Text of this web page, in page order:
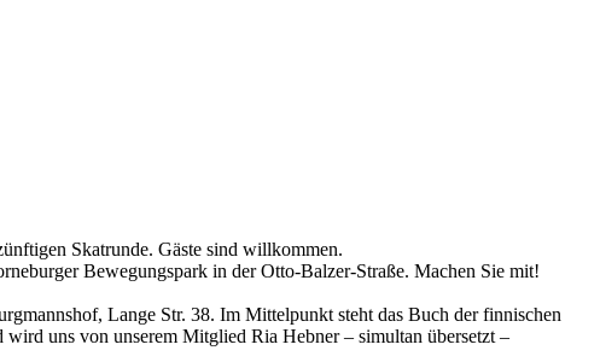
Skatrunde. Gäste sind willkommen.
Bewegungspark in der Otto-Balzer-Straße. Machen Sie mit!
Lange Str. 38. Im Mittelpunkt steht das Buch der finnischen
uns von unserem Mitglied Ria Hebner – simultan übersetzt –